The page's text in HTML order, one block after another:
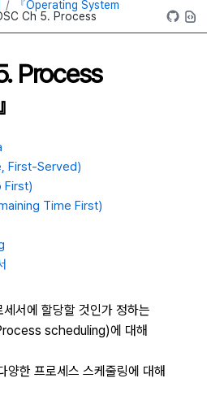
『Operating System
Ch 5. Process
Process
First-Served)
First)
Time First)
서에 할당할 것인가 정하는
scheduling)에 대해
양한 프로세스 스케줄링에 대해